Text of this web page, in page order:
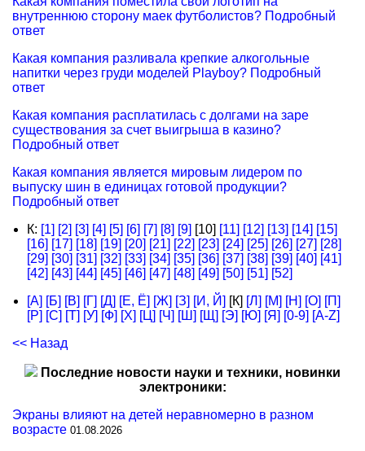
внутреннюю сторону маек футболистов? Подробный
ответ
Какая компания разливала крепкие алкогольные
напитки через груди моделей Playboy? Подробный
ответ
Какая компания расплатилась с долгами на заре
существования за счет выигрыша в казино?
Подробный ответ
Какая компания является мировым лидером по
выпуску шин в единицах готовой продукции?
Подробный ответ
К: [1] [2] [3] [4] [5] [6] [7] [8] [9] [10] [11] [12] [13] [14] [15]
[16] [17] [18] [19] [20] [21] [22] [23] [24] [25] [26] [27] [28]
[29] [30] [31] [32] [33] [34] [35] [36] [37] [38] [39] [40] [41]
[42] [43] [44] [45] [46] [47] [48] [49] [50] [51] [52]
[А] [Б] [В] [Г] [Д] [Е, Ё] [Ж] [З] [И, Й] [К] [Л] [М] [Н] [О] [П]
[Р] [С] [Т] [У] [Ф] [Х] [Ц] [Ч] [Ш] [Щ] [Э] [Ю] [Я] [0-9] [A-Z]
<< Назад
Последние новости науки и техники, новинки
электроники:
Экраны влияют на детей неравномерно в разном
возрасте 01.08.2026